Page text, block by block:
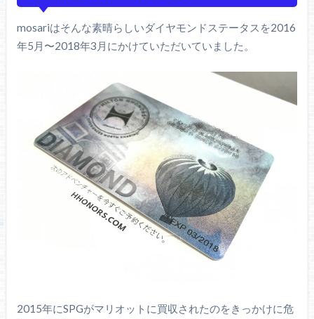
mosariはそんな素晴らしいダイヤモンドステータスを2016
年5月〜2018年3月にかけていただいていました。
2015年にSPGがマリオットに買収されたのをきっかけに危